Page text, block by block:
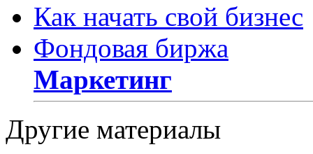
Как начать свой бизнес
Фондовая биржа
Маркетинг
Другие материалы